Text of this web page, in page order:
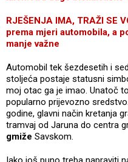
RJEŠENJA IMA, TRAŽI SE
prema mjeri automobila, a
manje važne
Automobil tek šezdesetih i
stoljeća postaje statusni
moj otac ga je imao. Unatoč
popularno prijevozno
godine, glavni način kretanja
tramvaj od Jaruna do centra
gmiže Savskom.